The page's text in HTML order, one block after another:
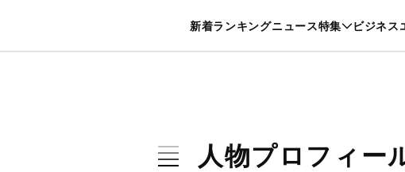
新着ランキングニュース特集 ビジネス
暮らし スポーツ ヘルスケア 美容
人物プロフィー